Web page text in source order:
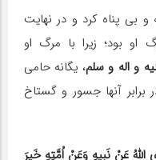
بی پناه کرد و در نهایت
بود؛ زیرا با مرگ او
و اله و سلم، یگانه حامی
آنها جسور و گستاخ
عَنْ نَبِیهِ وَعَنْ اُمَّتِهِ خَیرَ